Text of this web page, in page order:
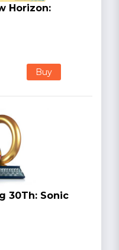
Horizon:
Buy
30Th: Sonic